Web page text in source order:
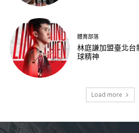
體育部落
林庭謙加盟臺北
球精神
Load more